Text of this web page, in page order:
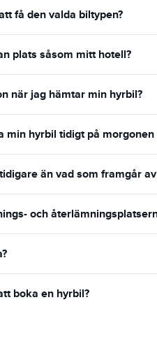
få den valda biltypen?
plats såsom mitt hotell?
när jag hämtar min hyrbil?
hyrbil tidigt på
än vad som framgår
och
boka en hyrbil?